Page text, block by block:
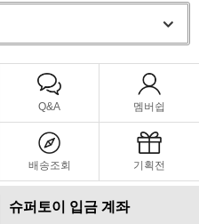
Q&A 멤버쉽
배송조회 기획전
슈퍼토이 입금 계좌